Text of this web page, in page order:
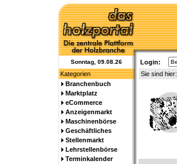
Sonntag, 09.08.26
Login:
Kategorien
Sie sind hier:
Branchenbuch
Marktplatz
eCommerce
Anzeigenmarkt
Maschinenbörse
Geschäftliches
Stellenmarkt
Lehrstellenbörse
Terminkalender